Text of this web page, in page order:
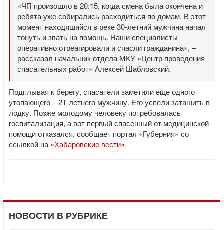
«ЧП произошло в 20:15, когда смена была окончена и
ребята уже собирались расходиться по домам. В этот
момент находящийся в реке 30-летний мужчина начал
тонуть и звать на помощь. Наши специалисты
оперативно отреагировали и спасли гражданина», –
рассказал начальник отдела МКУ «Центр проведения
спасательных работ» Алексей Шабловский.
Подплывая к берегу, спасатели заметили еще одного
утопающего – 21-летнего мужчину. Его успели затащить в
лодку. Позже молодому человеку потребовалась
госпитализация, а вот первый спасенный от медицинской
помощи отказался, сообщает портал «Губерния» со
ссылкой на «Хабаровские вести».
НОВОСТИ В РУБРИКЕ